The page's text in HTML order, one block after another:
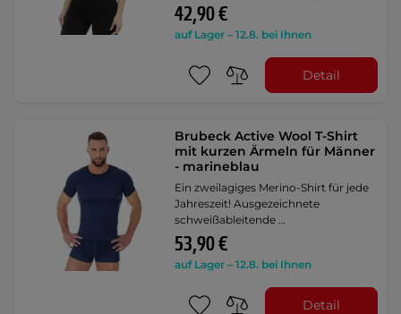
42,90 €
auf Lager – 12.8. bei Ihnen
Detail
Brubeck Active Wool T-Shirt
mit kurzen Ärmeln für Männer
- marineblau
Ein zweilagiges Merino-Shirt für jede
Jahreszeit! Ausgezeichnete
schweißableitende …
53,90 €
auf Lager – 12.8. bei Ihnen
Detail